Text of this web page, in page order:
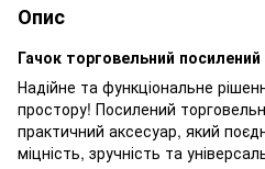
Опис
Гачок торговельний
Надійне та функціональне
простору! Посилений
практичний аксесуар, який
міцність, зручність та